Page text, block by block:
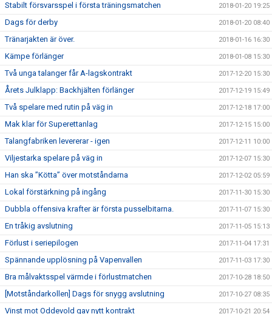
Stabilt försvarsspel i första träningsmatchen 2018-01-20 19:25
Dags för derby 2018-01-20 08:40
Tränarjakten är över. 2018-01-16 16:30
Kämpe förlänger 2018-01-08 15:30
Två unga talanger får A-lagskontrakt 2017-12-20 15:30
Årets Julklapp: Backhjälten förlänger 2017-12-19 15:49
Två spelare med rutin på väg in 2017-12-18 17:00
Mak klar för Superettanlag 2017-12-15 15:00
Talangfabriken levererar - igen 2017-12-11 10:00
Viljestarka spelare på väg in 2017-12-07 15:30
Han ska ”Kötta” över motståndarna 2017-12-02 05:59
Lokal förstärkning på ingång 2017-11-30 15:30
Dubbla offensiva krafter är första pusselbitarna. 2017-11-07 15:30
En tråkig avslutning 2017-11-05 15:13
Förlust i seriepilogen 2017-11-04 17:31
Spännande upplösning på Vapenvallen 2017-11-03 17:30
Bra målvaktsspel värmde i förlustmatchen 2017-10-28 18:50
[Motståndarkollen] Dags för snygg avslutning 2017-10-27 08:35
Vinst mot Oddevold gav nytt kontrakt 2017-10-21 20:54